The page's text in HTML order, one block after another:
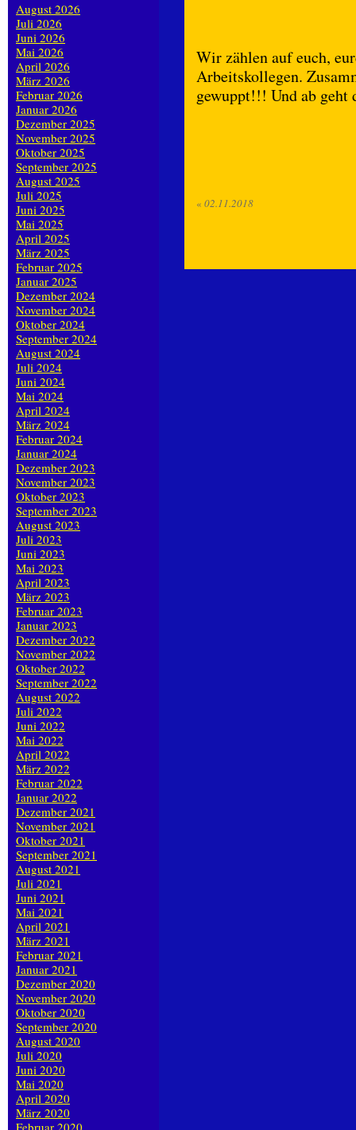
Wir zählen auf euch,
Arbeitskollegen.
gewuppt!!! Und ab geht
« 02.11.2018
August 2026
Juli 2026
Juni 2026
Mai 2026
April 2026
März 2026
Februar 2026
Januar 2026
Dezember 2025
November 2025
Oktober 2025
September 2025
August 2025
Juli 2025
Juni 2025
Mai 2025
April 2025
März 2025
Februar 2025
Januar 2025
Dezember 2024
November 2024
Oktober 2024
September 2024
August 2024
Juli 2024
Juni 2024
Mai 2024
April 2024
März 2024
Februar 2024
Januar 2024
Dezember 2023
November 2023
Oktober 2023
September 2023
August 2023
Juli 2023
Juni 2023
Mai 2023
April 2023
März 2023
Februar 2023
Januar 2023
Dezember 2022
November 2022
Oktober 2022
September 2022
August 2022
Juli 2022
Juni 2022
Mai 2022
April 2022
März 2022
Februar 2022
Januar 2022
Dezember 2021
November 2021
Oktober 2021
September 2021
August 2021
Juli 2021
Juni 2021
Mai 2021
April 2021
März 2021
Februar 2021
Januar 2021
Dezember 2020
November 2020
Oktober 2020
September 2020
August 2020
Juli 2020
Juni 2020
Mai 2020
April 2020
März 2020
Februar 2020